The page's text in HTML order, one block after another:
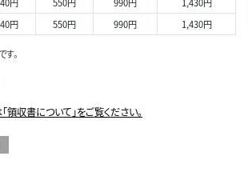
円 550円 990円 1,430円
。
収書について」をご覧ください。